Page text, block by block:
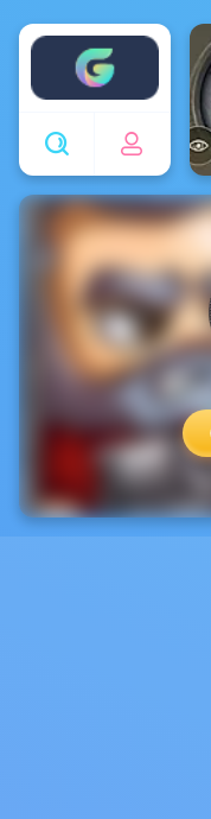
Enjoy4fun